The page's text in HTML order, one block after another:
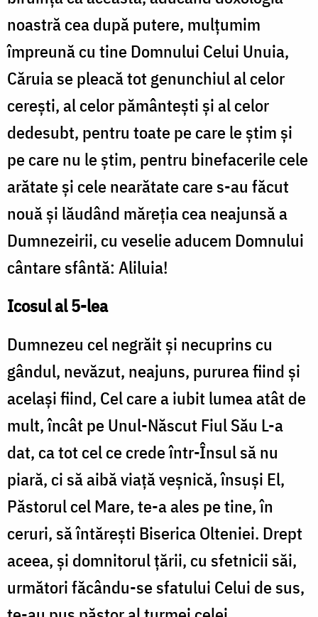
noastră cea după putere, mulțumim
împreună cu tine Domnului Celui Unuia,
Căruia se pleacă tot genunchiul al celor
cerești, al celor pământești și al celor
dedesubt, pentru toate pe care le știm și
pe care nu le știm, pentru binefacerile cele
arătate și cele nearătate care s-au făcut
nouă și lăudând măreția cea neajunsă a
Dumnezeirii, cu veselie aducem Domnului
cântare sfântă: Aliluia!
Icosul al 5-lea
Dumnezeu cel negrăit și necuprins cu
gândul, nevăzut, neajuns, pururea fiind și
același fiind, Cel care a iubit lumea atât de
mult, încât pe Unul-Născut Fiul Său L-a
dat, ca tot cel ce crede într-Însul să nu
piară, ci să aibă viață veșnică, însuși El,
Păstorul cel Mare, te-a ales pe tine, în
ceruri, să întărești Biserica Olteniei. Drept
aceea, și domnitorul țării, cu sfetnicii săi,
următori făcându-se sfatului Celui de sus,